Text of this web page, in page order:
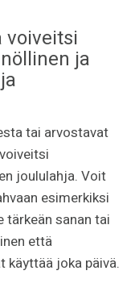
voiveitsi
ja
tai arvostavat
joululahja. Voit
esimerkiksi
tärkeän sanan tai
että
käyttää joka päivä.